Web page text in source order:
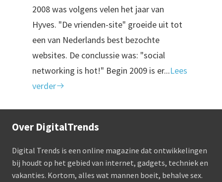
2008 was volgens velen het jaar van
Hyves. "De vrienden-site" groeide uit tot
een van Nederlands best bezochte
websites. De conclussie was: "social
networking is hot!" Begin 2009 is er...Lees
verder
Over DigitalTrends
Digital Trends is een online magazine dat ontwikkelingen
bij houdt op het gebied van internet, gadgets, techniek en
vakanties. Kortom, alles wat mannen boeit, behalve sex.